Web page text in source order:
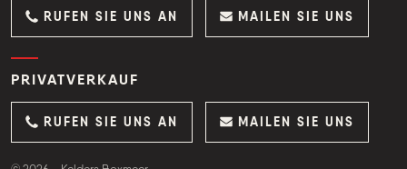
RUFEN SIE UNS AN MAILEN SIE UNS
PRIVATVERKAUF
RUFEN SIE UNS AN MAILEN SIE UNS